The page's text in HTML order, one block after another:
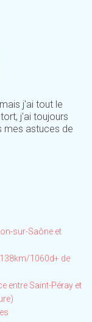
j'ai tout le
j'ai toujours
mes astuces de
sur-Saône et
1060d+ de
entre Saint-Péray et